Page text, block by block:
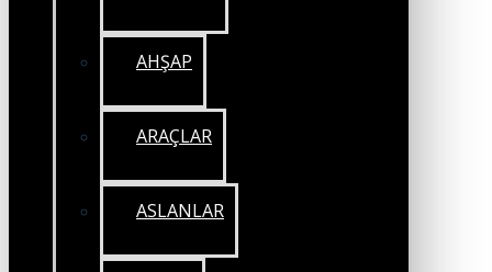
AHŞAP
ARAÇLAR
ASLANLAR